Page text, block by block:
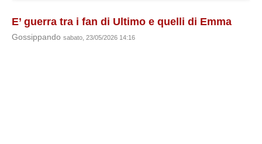
E’ guerra tra i fan di Ultimo e quelli di Emma
Gossippando sabato, 23/05/2026 14:16